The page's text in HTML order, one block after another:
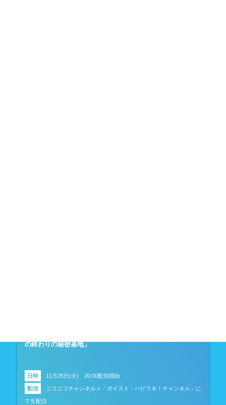
の終わりの秘密基地」
日時 11月25日(火) 20:00配信開始
配信 ニコニコチャンネル＋「ボイスト・ハピラキ！チャンネル」に
て生配信